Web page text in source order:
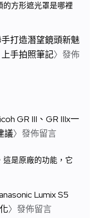
方形遮光罩是哪裡
打造潛望鏡頭新魅
上手拍照筆記〉發佈
GR III、GR IIIx一
議〉發佈留言
是原廠的功能，它
Lumix S5
〉發佈留言